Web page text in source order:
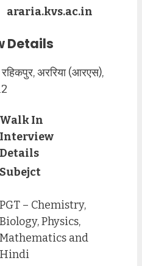
araria.kvs.ac.in
Details
अररिया (आरएस),
Walk In
Interview
Details
Subejct
PGT – Chemistry,
Biology, Physics,
Mathematics and
Hindi